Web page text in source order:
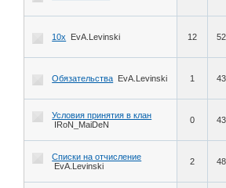
10x EvA.Levinski 12
Обязательства EvA.Levinski 1
Условия принятия в клан
IRoN_MaiDeN
0
Списки на отчисление
EvA.Levinski
2